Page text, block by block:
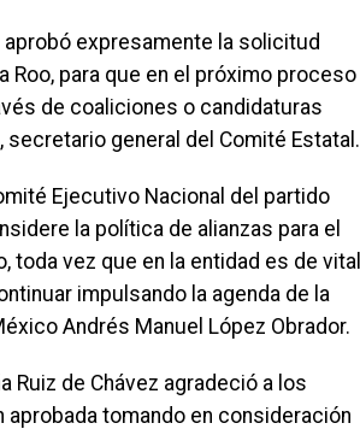
aprobó expresamente la solicitud
Roo, para que en el próximo proceso
de coaliciones o candidaturas
secretario general del Comité Estatal.
Ejecutivo Nacional del partido
la política de alianzas para el
toda vez que en la entidad es de vital
impulsando la agenda de la
Andrés Manuel López Obrador.
Ruiz de Chávez agradeció a los
tomando en consideración